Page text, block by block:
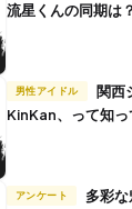
流星くんの同期は
男性アイドル
KinKan、って知っ
アンケート